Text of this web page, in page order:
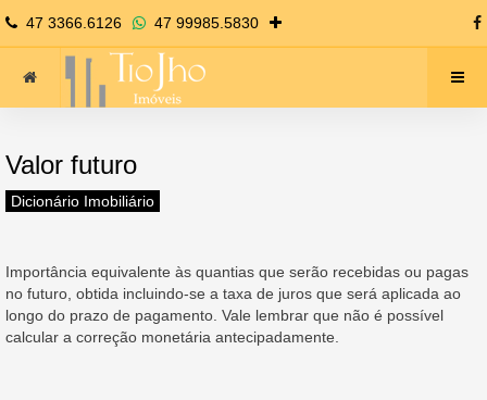
47 3366.6126 47 99985.5830
Valor futuro
Dicionário Imobiliário
Importância equivalente às quantias que serão recebidas ou pagas
no futuro, obtida incluindo-se a taxa de juros que será aplicada ao
longo do prazo de pagamento. Vale lembrar que não é possível
calcular a correção monetária antecipadamente.